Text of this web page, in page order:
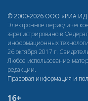
© 2000-2026 ООО «РИА ИД
Электронное
зарегистрировано в
информационных
26 октября 2017 г.
Любое использование
редакции.
Правовая информация и
16+